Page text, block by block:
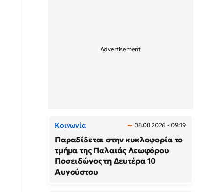
Κοινωνία 08.08.2026 - 09:19
Παραδίδεται στην κυκλοφορία το
τμήμα της Παλαιάς Λεωφόρου
Ποσειδώνος τη Δευτέρα 10
Αυγούστου